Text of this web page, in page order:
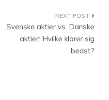
Svenske aktier vs. Danske
aktier: Hvilke klarer sig
bedst?